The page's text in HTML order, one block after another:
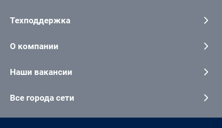
Техподдержка
О компании
Наши вакансии
Все города сети